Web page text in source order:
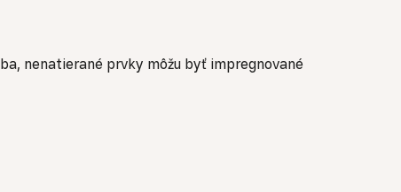
nenatierané prvky môžu byť impregnované